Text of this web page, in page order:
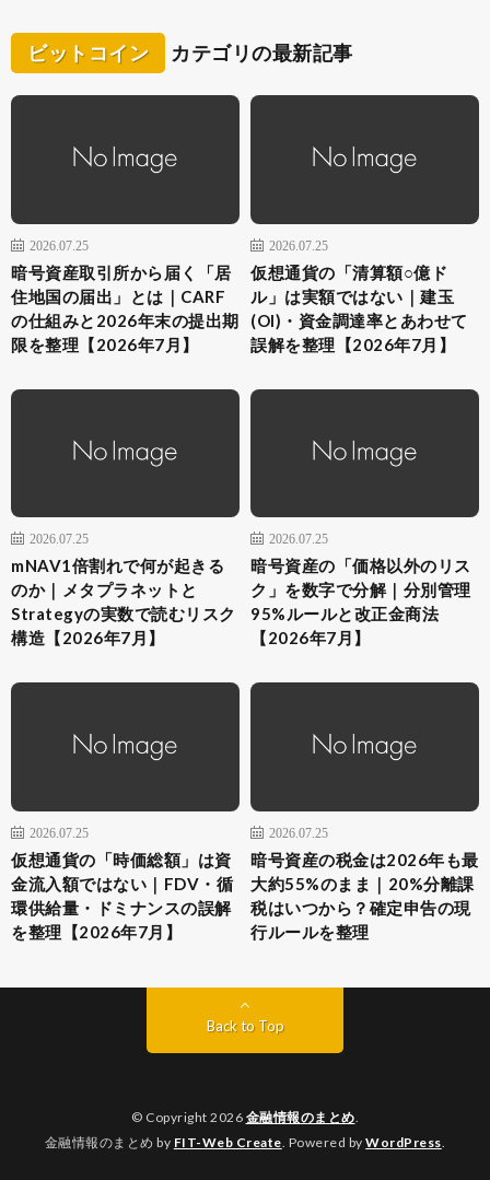
ビットコイン カテゴリの最新記事
2026.07.25
暗号資産取引所から届く「居
住地国の届出」とは｜CARF
の仕組みと2026年末の提出期
限を整理【2026年7月】
2026.07.25
仮想通貨の「清算額○億ド
ル」は実額ではない｜建玉
(OI)・資金調達率とあわせて
誤解を整理【2026年7月】
2026.07.25
mNAV1倍割れで何が起きる
のか｜メタプラネットと
Strategyの実数で読むリスク
構造【2026年7月】
2026.07.25
暗号資産の「価格以外のリス
ク」を数字で分解｜分別管理
95%ルールと改正金商法
【2026年7月】
2026.07.25
仮想通貨の「時価総額」は資
金流入額ではない｜FDV・循
環供給量・ドミナンスの誤解
を整理【2026年7月】
2026.07.25
暗号資産の税金は2026年も最
大約55%のまま｜20%分離課
税はいつから？確定申告の現
行ルールを整理
Back to Top
© Copyright 2026 金融情報のまとめ
金融情報のまとめ by FIT-Web Create . Powered byWordPress